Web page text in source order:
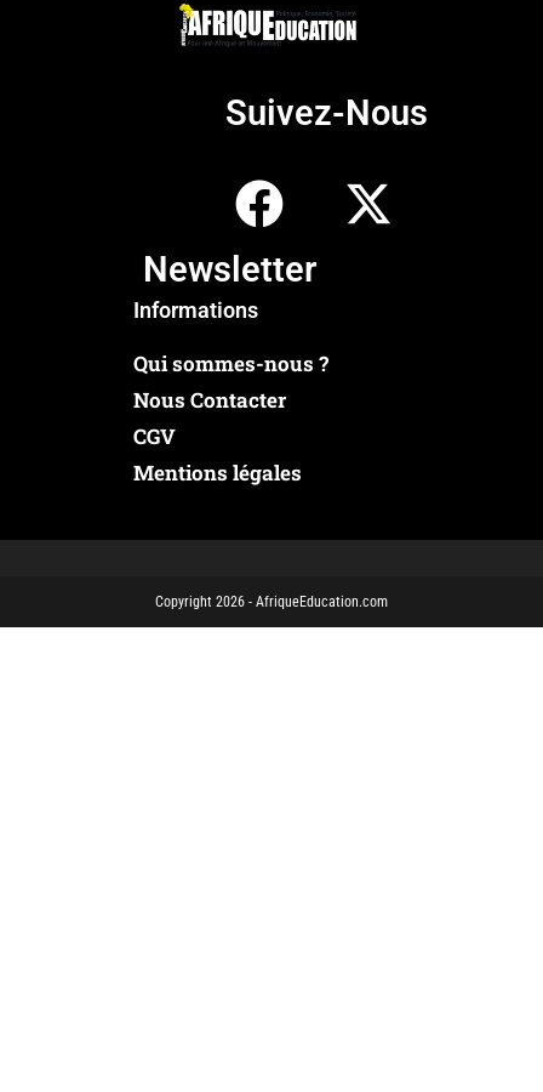
Suivez-Nous
Newsletter
Informations
Qui sommes-nous ?
Nous Contacter
CGV
Mentions légales
Copyright 2026 - AfriqueEducation.com